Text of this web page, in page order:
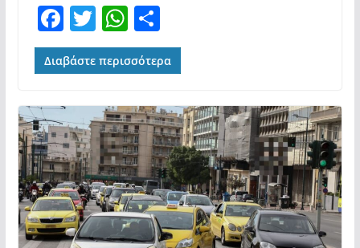
F
a
c
b
o
o
k
T
w
itt
W
h
at
A
p
p
Μ
οι
ρ
σ
τε
ίτ
ε
Διαβάστε περισσότερα